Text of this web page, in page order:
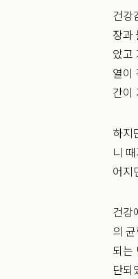
건강
장과
았고
열이
간이
하지
니
어지
건강
의
되는
단되